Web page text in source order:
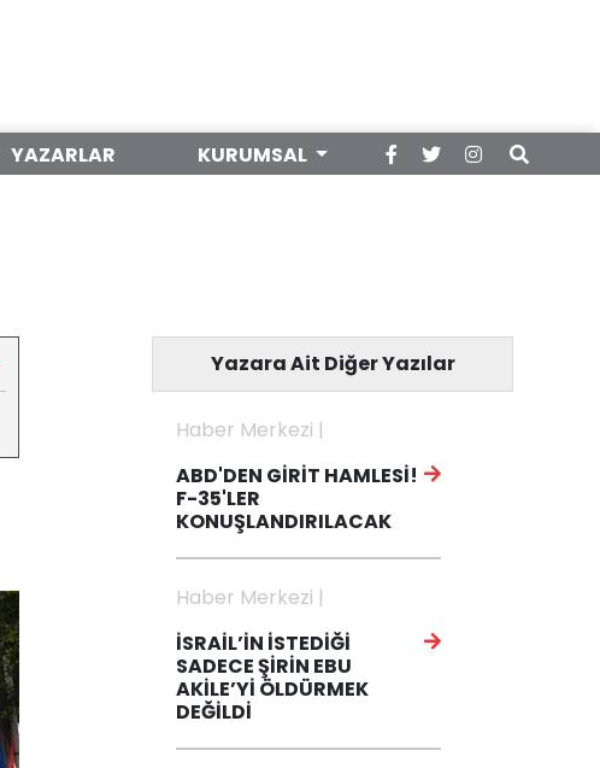
YAZARLAR KURUMSAL
Yazara Ait Diğer Yazılar
Haber Merkezi |
ABD'DEN GİRİT HAMLESİ!
F-35'LER
KONUŞLANDIRILACAK
Haber Merkezi |
İSRAİL’İN İSTEDİĞİ
SADECE ŞİRİN EBU
AKİLE’Yİ ÖLDÜRMEK
DEĞİLDİ